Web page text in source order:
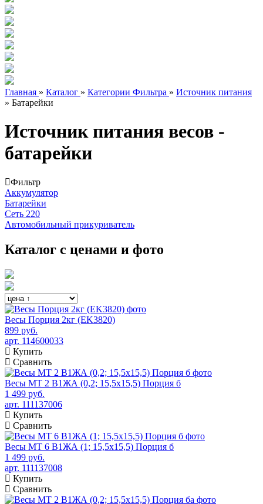
Главная » Каталог » Категории Фильтра » Источник питания
» Батарейки
Источник питания весов -
батарейки
Фильтр
Аккумулятор
Батарейки
Сеть 220
Автомобильный прикуриватель
Каталог с ценами и фото
Весы Порция 2кг (EK3820)
899 руб.
арт. 114600033
Купить
Сравнить
Весы МТ 2 В1ЖА (0,2; 15,5х15,5) Порция б
1 499 руб.
арт. 111137006
Купить
Сравнить
Весы МТ 6 В1ЖА (1; 15,5х15,5) Порция б
1 499 руб.
арт. 111137008
Купить
Сравнить